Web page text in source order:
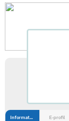
Information E-profil